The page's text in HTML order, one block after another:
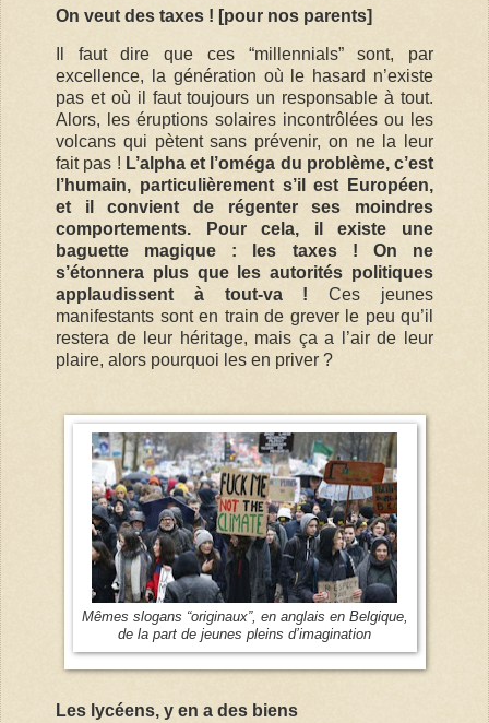
On veut des taxes ! [pour nos parents]
Il faut dire que ces “millennials” sont, par
excellence, la génération où le hasard n’existe
pas et où il faut toujours un responsable à tout.
Alors, les éruptions solaires incontrôlées ou les
volcans qui pètent sans prévenir, on ne la leur
fait pas ! L’alpha et l’oméga du problème, c’est
l’humain, particulièrement s’il est Européen,
et il convient de régenter ses moindres
comportements. Pour cela, il existe une
baguette magique : les taxes ! On ne
s’étonnera plus que les autorités politiques
applaudissent à tout-va ! Ces jeunes
manifestants sont en train de grever le peu qu’il
restera de leur héritage, mais ça a l’air de leur
plaire, alors pourquoi les en priver ?
Mêmes slogans “originaux”, en anglais en Belgique,
de la part de jeunes pleins d’imagination
Les lycéens, y en a des biens